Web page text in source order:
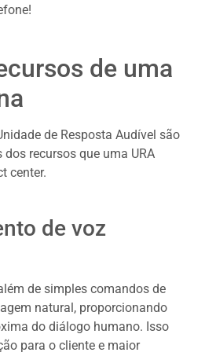
de uma
de Resposta Audível são
recursos que uma URA
center.
de voz
de simples comandos de
natural, proporcionando
do diálogo humano. Isso
para o cliente e maior